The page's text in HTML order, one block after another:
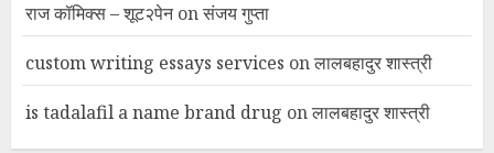
राज कॉमिक्स – शूट२पेनonसंजय गुप्ता
custom writing essays services onलालबहादुर शास्त्री
is tadalafil a name brand drug onलालबहादुर शास्त्री